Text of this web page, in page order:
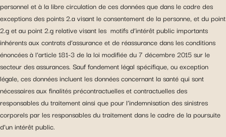
personnel et à la libre circulation de ces données que dans le cadre des
exceptions des points 2.a visant le consentement de la personne, et du point
2.g et au point 2.g relative visant les motifs d’intérêt public importants
inhérents aux contrats d’assurance et de réassurance dans les conditions
énoncées à l’article 181-3 de la loi modifiée du 7 décembre 2015 sur le
secteur des assurances. Sauf fondement légal spécifique, ou exception
légale, ces données incluent les données concernant la santé qui sont
nécessaires aux finalités précontractuelles et contractuelles des
responsables du traitement ainsi que pour l’indemnisation des sinistres
corporels par les responsables du traitement dans le cadre de la poursuite
d’un intérêt public.